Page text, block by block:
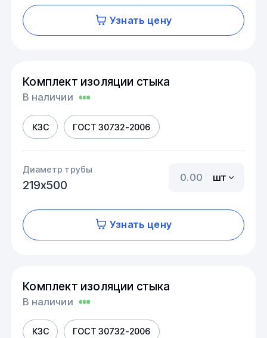
Узнать цену
Комплект изоляции стыка
В наличии
КЗС ГОСТ 30732-2006
Диаметр трубы
219х500
шт
Узнать цену
Комплект изоляции стыка
В наличии
КЗС ГОСТ 30732-2006